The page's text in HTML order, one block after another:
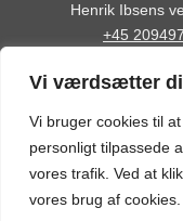
Vi værdsætter
Vi bruger cookies til
personligt tilpassede
vores trafik. Ved at
vores brug af cookies.
Henrik Ibsens
+45